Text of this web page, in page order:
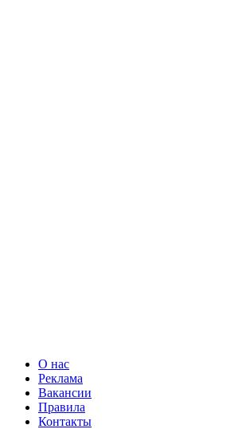
О нас
Реклама
Вакансии
Правила
Контакты